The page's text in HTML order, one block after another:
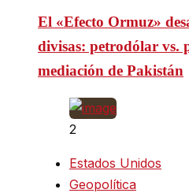
El «Efecto Ormuz»
divisas: petrodólar vs.
mediación de Pakistán
2
Estados Unidos
Geopolítica